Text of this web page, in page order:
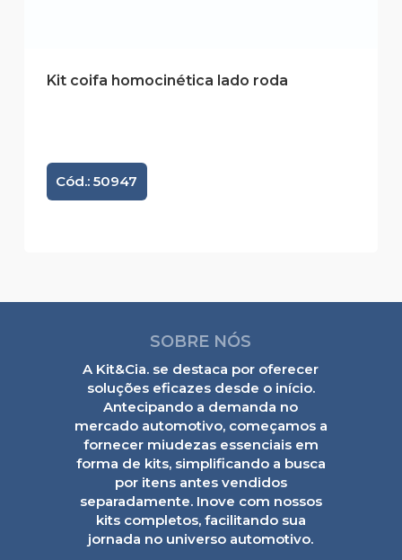
Kit coifa homocinética lado roda
Cód.: 50947
SOBRE NÓS
A Kit&Cia. se destaca por oferecer
soluções eficazes desde o início.
Antecipando a demanda no
mercado automotivo, começamos a
fornecer miudezas essenciais em
forma de kits, simplificando a busca
por itens antes vendidos
separadamente. Inove com nossos
kits completos, facilitando sua
jornada no universo automotivo.